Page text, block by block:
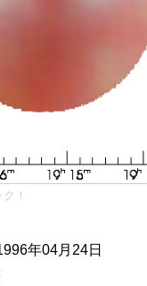
！
年04月24日